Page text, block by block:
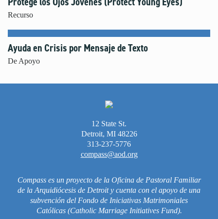
Género e Identidad Sexual
Inteligencia Artificial
Masturbación
Miedo y La Preocupación
Preparación para la Universidad y el Futuro
Redes Sociales
Seguridad en Internet
Tiempo Frente a la Pantalla
Recurso
Ayuda en Crisis por Mensaje de Texto
De Apoyo
12 State St.
Detroit, MI 48226
313-237-5776
compass@aod.org
Compass es un proyecto de la Oficina de Pastoral Familiar
de la Arquidiócesis de Detroit y cuenta con el apoyo de una
subvención del Fondo de Iniciativas Matrimoniales
Católicas (Catholic Marriage Initiatives Fund).